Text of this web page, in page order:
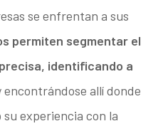
se enfrentan a sus
permiten segmentar el
identificando a
encontrándose allí donde
experiencia con la